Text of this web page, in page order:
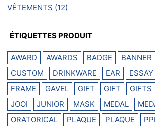
VÊTEMENTS (12)
ÉTIQUETTES PRODUIT
AWARD AWARDS BADGE BANNER
CUSTOM
DRINKWARE EAR ESSAY
FRAME
GAVEL GIFT GIFT GIFTS
JOOI
JUNIOR MASK MEDAL
ORATORICAL
PLAQUE PLAQUE